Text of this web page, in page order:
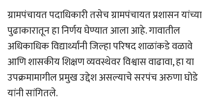
ग्रामपंचायत पदाधिकारी तसेच ग्रामपंचायत प्रशासन यांच्या
पुढाकारातून हा निर्णय घेण्यात आला आहे. गावातील
अधिकाधिक विद्यार्थ्यांनी जिल्हा परिषद शाळांकडे वळावे
आणि शासकीय शिक्षण व्यवस्थेवर विश्वास वाढावा, हा या
उपक्रमामागील प्रमुख उद्देश असल्याचे सरपंच अरुणा घोडे
यांनी सांगितले.